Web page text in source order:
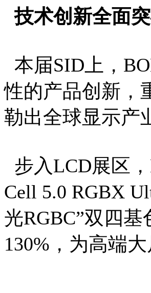
技术创新全面
本届SID上，
性的产品创新，
勒出全球显示产
步入LCD展区
Cell 5.0 RGBX
光RGBC”双四
130%，为高端